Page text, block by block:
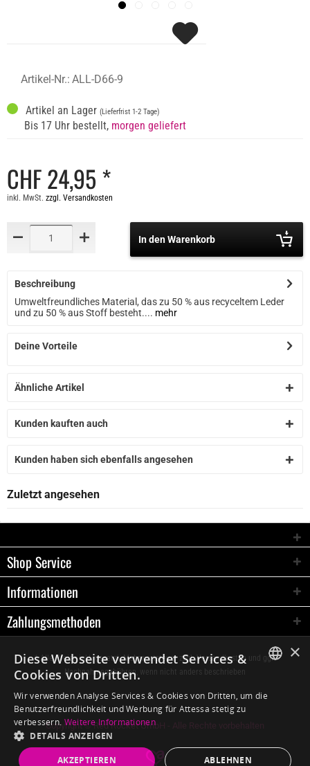
Artikel-Nr.: ALL-D66-9
Artikel an Lager (Lieferfrist 1-2 Tage)
Bis 17 Uhr bestellt, morgen geliefert
CHF 24,95 *
inkl. MwSt. zzgl. Versandkosten
In den Warenkorb
Beschreibung
Umweltfreundliches Material, das zu 50 % aus recyceltem Leder
und zu 50 % aus Stoff besteht.... mehr
Deine Vorteile
Ähnliche Artikel
Kunden kauften auch
Kunden haben sich ebenfalls angesehen
Zuletzt angesehen
Shop Service
Informationen
Zahlungsmethoden
* Alle Preise inkl. gesetzl. Mehrwertsteuer zzgl.Versandkostenund ggf.
Nachnahmegebühren, wenn nicht anders beschrieben
Copyright © Red Rocket GmbH - Alle Rechte vorbehalten
×
Diese Webseite verwendet Services &
Cookies von Dritten.
Wir verwenden Analyse Services & Cookies von Dritten, um die
Benutzerfreundlichkeit und Werbung für Attessa stetig zu
verbessern. Weitere Informationen
DETAILS ANZEIGEN
AKZEPTIEREN ABLEHNEN